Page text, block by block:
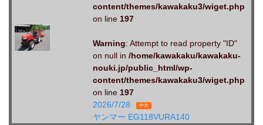
content/themes/kawakaku3/wiget.php
on line 197
Warning: Attempt to read property "ID"
on null in /home/kawakaku/kawakaku-
nouki.jp/public_html/wp-
content/themes/kawakaku3/wiget.php
on line 197
2026/7/28
中古
ヤンマー EG118VURA140